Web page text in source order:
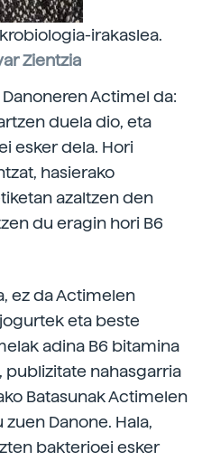
irakaslea.
Zientzia
Actimel da:
duela dio, eta
esker dela. Hori
hasierako
azaltzen den
du eragin hori B6
ez da Actimelen
eta beste
adina B6 bitamina
nahasgarria
Batasunak Actimelen
Danone. Hala,
bakterioei esker